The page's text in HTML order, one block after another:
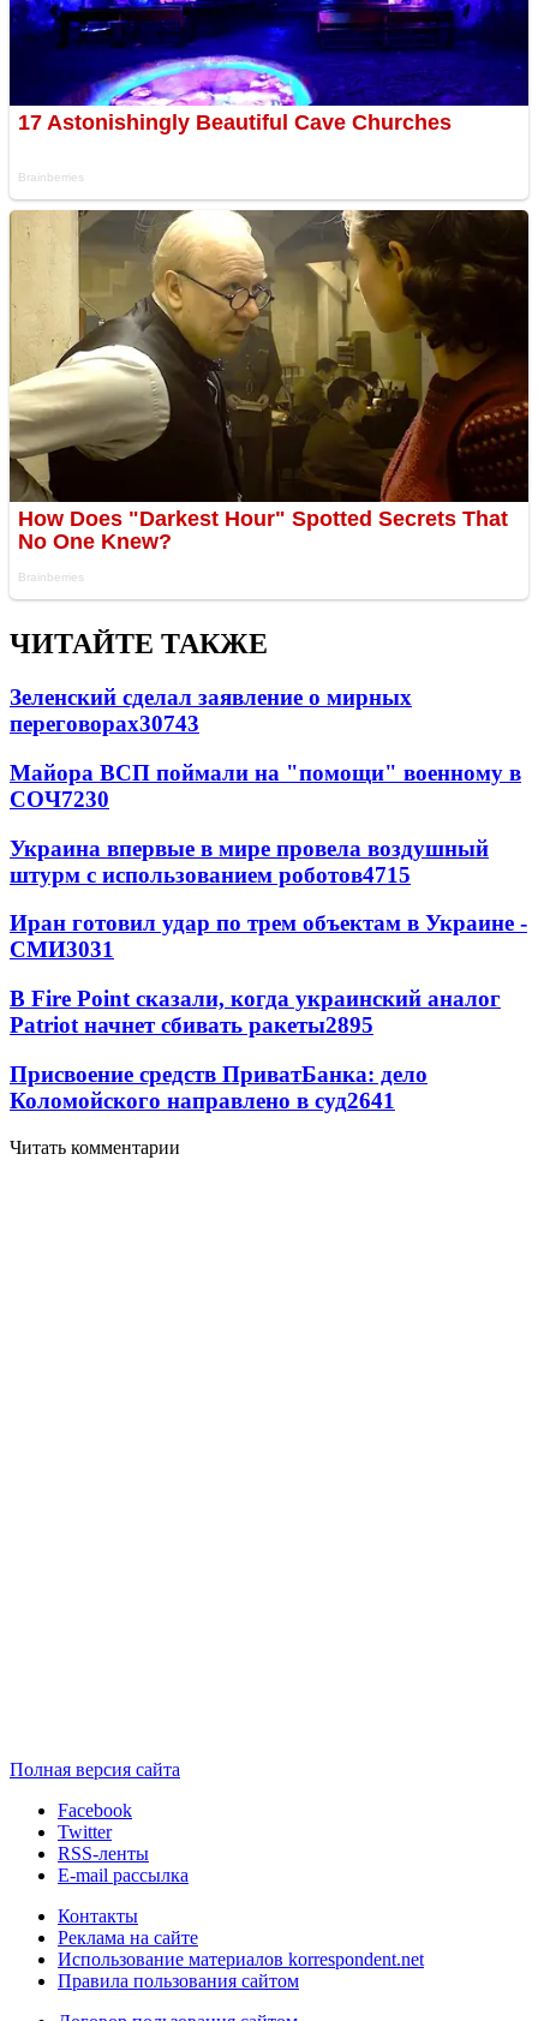
ЧИТАЙТЕ ТАКЖЕ
Зеленский сделал заявление о мирных
переговорах30743
Майора ВСП поймали на "помощи" военному в
СОЧ7230
Украина впервые в мире провела воздушный
штурм с использованием роботов4715
Иран готовил удар по трем объектам в Украине -
СМИ3031
В Fire Point сказали, когда украинский аналог
Patriot начнет сбивать ракеты2895
Присвоение средств ПриватБанка: дело
Коломойского направлено в суд2641
Читать комментарии
Полная версия сайта
Facebook
Twitter
RSS-ленты
E-mail рассылка
Контакты
Реклама на сайте
Использование материалов korrespondent.net
Правила пользования сайтом